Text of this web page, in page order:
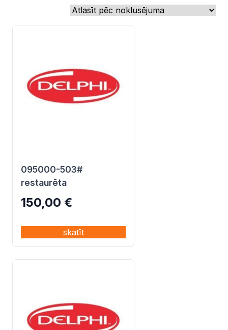
095000-503#
restaurēta
150,00 €
skatīt